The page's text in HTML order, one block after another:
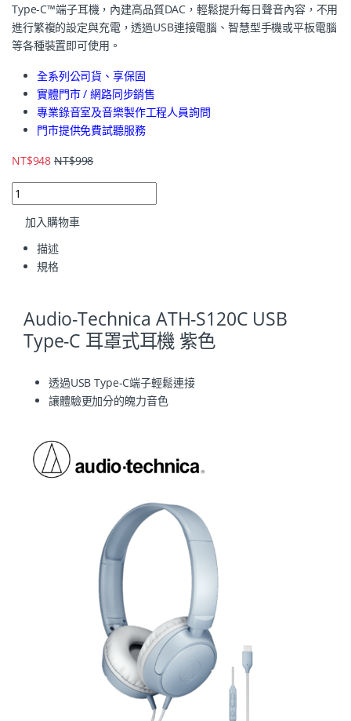
Type-C️™端子耳機，內建高品質DAC，輕鬆提升每日聲音內容，不用
進行繁複的設定與充電，透過USB連接電腦、智慧型手機或平板電腦
等各種裝置即可使用。
全系列公司貨、享保固
實體門市 / 網路同步銷售
專業錄音室及音樂製作工程人員詢問
門市提供免費試聽服務
NT$948 NT$998
加入購物車
描述
規格
Audio-Technica ATH-S120C USB
Type-C 耳罩式耳機 紫色
透過USB Type-C端子輕鬆連接
讓體驗更加分的魄力音色